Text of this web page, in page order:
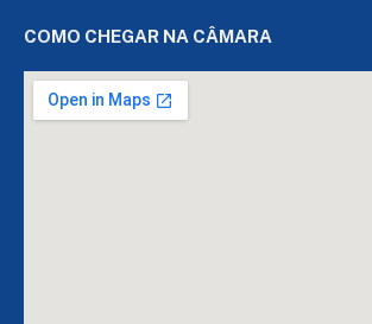
COMO CHEGAR NA CÂMARA